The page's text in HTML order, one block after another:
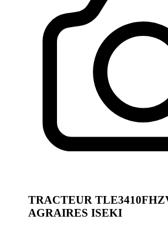
TRACTEUR
AGRAIRES ISEKI